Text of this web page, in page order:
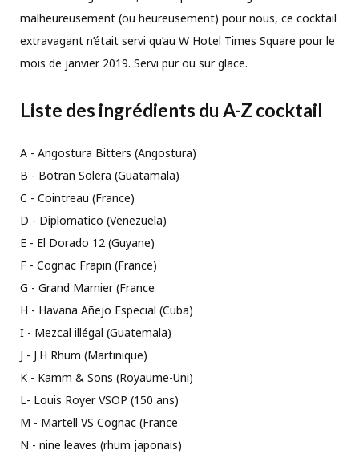
malheureusement (ou heureusement) pour nous, ce cocktail
extravagant n’était servi qu’au W Hotel Times Square pour le
mois de janvier 2019. Servi pur ou sur glace.
Liste des ingrédients du A-Z cocktail
A - Angostura Bitters (Angostura)
B - Botran Solera (Guatamala)
C - Cointreau (France)
D - Diplomatico (Venezuela)
E - El Dorado 12 (Guyane)
F - Cognac Frapin (France)
G - Grand Marnier (France
H - Havana Añejo Especial (Cuba)
I - Mezcal illégal (Guatemala)
J - J.H Rhum (Martinique)
K - Kamm & Sons (Royaume-Uni)
L- Louis Royer VSOP (150 ans)
M - Martell VS Cognac (France
N - nine leaves (rhum japonais)